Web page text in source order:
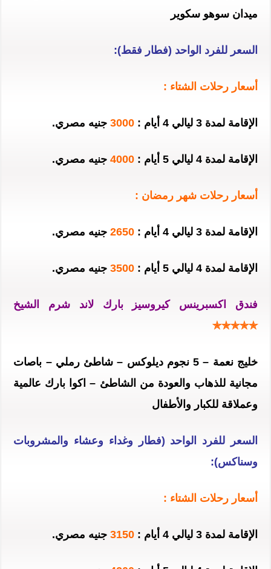
ميدان سوهو سكوير
السعر للفرد الواحد (فطار فقط):
أسعار رحلات الشتاء :
الإقامة لمدة 3 ليالي 4 أيام : 3000 جنيه مصري.
الإقامة لمدة 4 ليالي 5 أيام : 4000 جنيه مصري.
أسعار رحلات شهر رمضان :
الإقامة لمدة 3 ليالي 4 أيام : 2650 جنيه مصري.
الإقامة لمدة 4 ليالي 5 أيام : 3500 جنيه مصري.
فندق اكسبرينس كيروسيز بارك لاند شرم الشيخ
✯✯✯✯✯
خليج نعمة – 5 نجوم ديلوكس – شاطئ رملي – باصات
مجانية للذهاب والعودة من الشاطئ – اكوا بارك عالمية
وعملاقة للكبار والأطفال
السعر للفرد الواحد (فطار وغداء وعشاء والمشروبات
وسناكس):
أسعار رحلات الشتاء :
الإقامة لمدة 3 ليالي 4 أيام : 3150 جنيه مصري.